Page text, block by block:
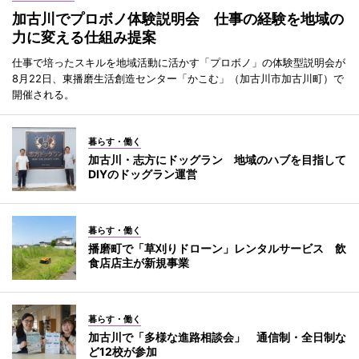
加古川でプロボノ体験説明会 仕事の経験を地域の
力に変える仕組み提案
仕事で培ったスキルを地域活動に活かす「プロボノ」の体験型説明会が
8月22日、東播磨生活創造センター「かこむ」（加古川市加古川町）で
開催される。
暮らす・働く
加古川・志方にドッグラン 地域のハブを目指して
DIYのドッグラン運営
暮らす・働く
播磨町で「草刈りドローン」レンタルサービス 飲
食店店主が新規事業
暮らす・働く
加古川で「多様な進路相談会」 通信制・全日制な
ど12校が参加